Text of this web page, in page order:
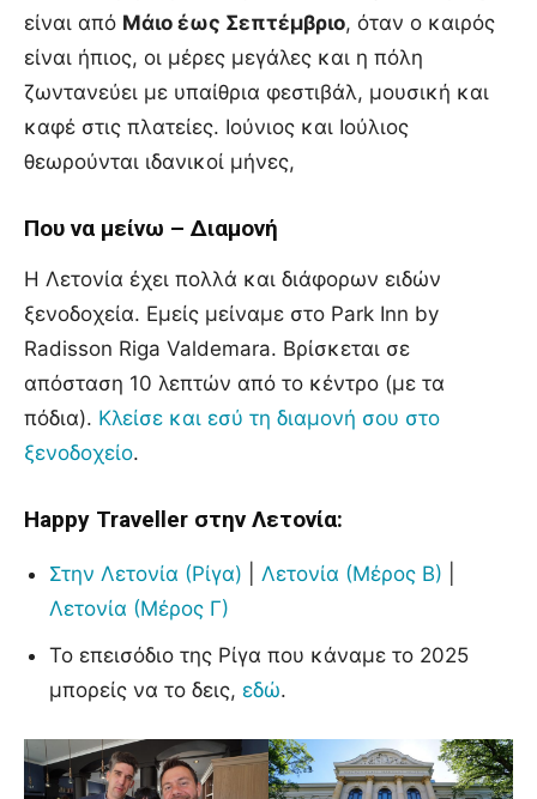
είναι από Μάιο έως Σεπτέμβριο, όταν ο καιρός
είναι ήπιος, οι μέρες μεγάλες και η πόλη
ζωντανεύει με υπαίθρια φεστιβάλ, μουσική και
καφέ στις πλατείες. Ιούνιος και Ιούλιος
θεωρούνται ιδανικοί μήνες,
Που να μείνω – Διαμονή
Η Λετονία έχει πολλά και διάφορων ειδών
ξενοδοχεία. Εμείς μείναμε στο Park Inn by
Radisson Riga Valdemara. Βρίσκεται σε
απόσταση 10 λεπτών από το κέντρο (με τα
πόδια). Κλείσε και εσύ τη διαμονή σου στο
ξενοδοχείο.
Happy Traveller στην Λετονία:
Στην Λετονία (Ρίγα) Λετονία (Μέρος Β)
Λετονία (Μέρος Γ)
Το επεισόδιο της Ρίγα που κάναμε το 2025
μπορείς να το δεις, εδώ.